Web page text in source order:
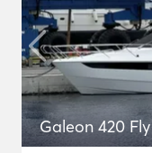
Galeon 420 Fly